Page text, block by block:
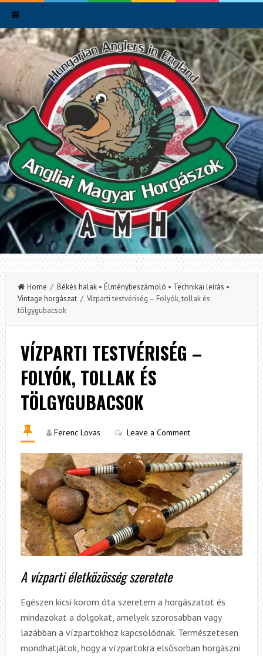
Home / Békés halak• Élménybeszámoló • Technikai leírás •
Vintage horgászat/ Vízparti testvériség – Folyók, tollak és
tölgygubacsok
VÍZPARTI TESTVÉRISÉG –
FOLYÓK, TOLLAK ÉS
TÖLGYGUBACSOK
Ferenc Lovas Leave a Comment
A vízparti életközösség szeretete
Egészen kicsi korom óta szeretem a horgászatot és
mindazokat a dolgokat, amelyek szorosabban vagy
lazábban a vízpartokhoz kapcsolódnak. Természetesen
mondhatjátok, hogy a vízpartokra elsősorban horgászni